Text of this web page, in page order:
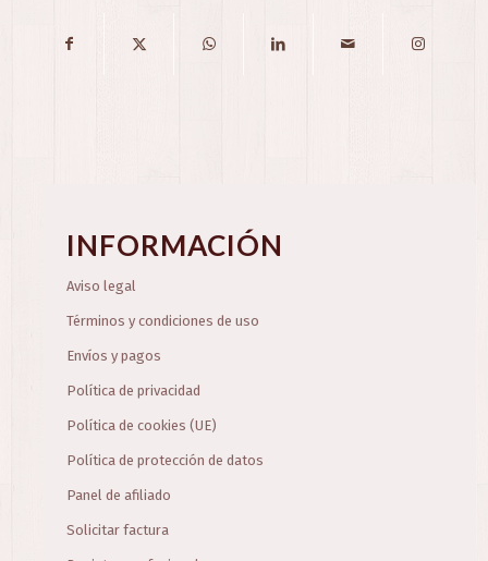
INFORMACIÓN
Aviso legal
Términos y condiciones de uso
Envíos y pagos
Política de privacidad
Política de cookies (UE)
Política de protección de datos
Panel de afiliado
Solicitar factura